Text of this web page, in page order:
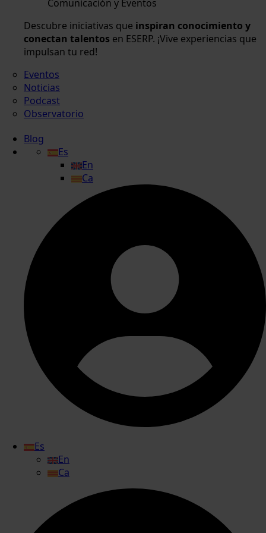
Comunicación y Eventos
Descubre iniciativas que inspiran conocimiento y
conectan talentos en ESERP. ¡Vive experiencias que
impulsan tu red!
Eventos
Noticias
Podcast
Observatorio
Blog
Es
En
Ca
Es
En
Ca